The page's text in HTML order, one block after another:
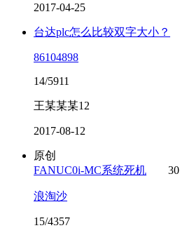
2017-04-25
台达plc怎么比较双字大小？
86104898
14/5911
王某某某12
2017-08-12
原创
FANUC0i-MC系统死机
30
浪淘沙
15/4357